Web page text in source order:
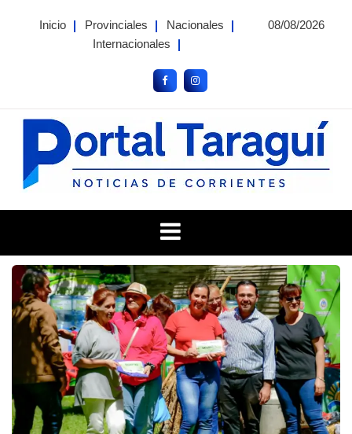
Inicio Provinciales
Nacionales
Internacionales
08/08/2026
Portal Taragui